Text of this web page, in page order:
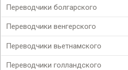
Переводчики болгарского
Переводчики венгерского
Переводчики вьетнамского
Переводчики голландского